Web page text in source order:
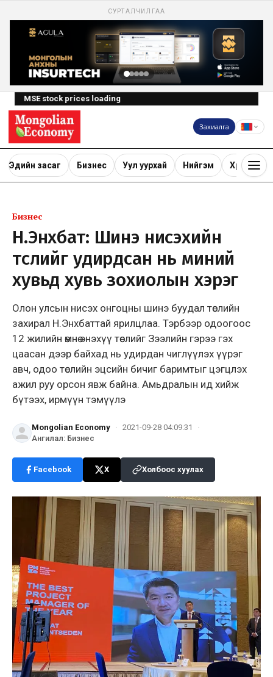
СУРТАЛЧИЛГАА
MSE stock prices loading
Захиалга
Эдийн засаг Бизнес Уул уурхай Нийгэм Хөрөнгө
Бизнес
Н.Энхбат: Шинэ нисэхийн
төслийг удирдсан нь миний
хувьд хувь зохиолын хэрэг
Олон улсын нисэх онгоцны шинэ буудал төслийн
захирал Н.Энхбаттай ярилцлаа. Тэрбээр одоогоос
12 жилийн өмнө энэхүү төслийг Зээлийн гэрээ гэх
цаасан дээр байхад нь удирдан чиглүүлэх үүрэг
авч, одоо төслийн эцсийн бичиг баримтыг цэгцлэх
ажил руу орсон явж байна. Амьдралын ид хийж
бүтээх, ирмүүн тэмүүлэ
Mongolian Economy · 2021-09-28 04:09:31
·
Ангилал: Бизнес
Facebook X Холбоос хуулах